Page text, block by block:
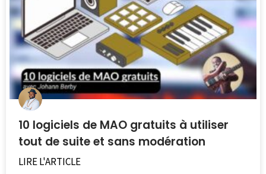
10 logiciels de MAO gratuits à utiliser
tout de suite et sans modération
LIRE L'ARTICLE